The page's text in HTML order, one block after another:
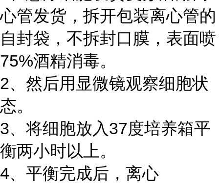
心管发货，拆开包装离心管的
自封袋，不拆封口膜，表面喷
75%酒精消毒。
2、然后用显微镜观察细胞状
态。
3、将细胞放入37度培养箱平
衡两小时以上。
4、平衡完成后，离心